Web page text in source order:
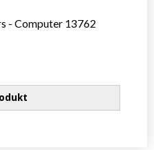
- Computer 13762